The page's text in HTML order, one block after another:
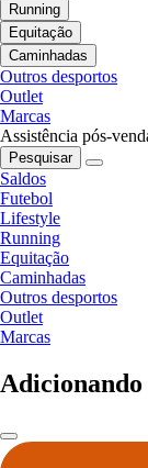
Running
Equitação
Caminhadas
Outros desportos
Outlet
Marcas
Assistência pós-
Pesquisar
Saldos
Futebol
Lifestyle
Running
Equitação
Caminhadas
Outros desportos
Outlet
Marcas